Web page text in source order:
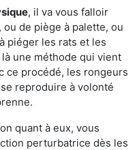
, il va vous falloir
de piège à palette, ou
piéger les rats et les
une méthode qui vient
ce procédé, les rongeurs
reproduire à volonté
quant à eux, vous
perturbatrice dès les